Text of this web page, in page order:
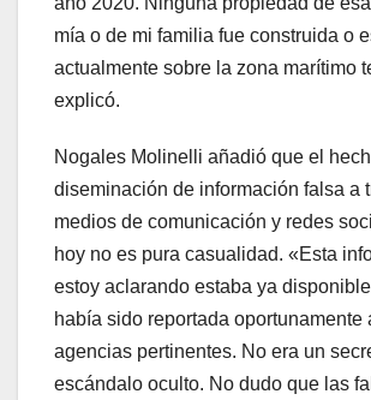
mía o de mi familia fue construida o
actualmente sobre la zona marítimo
explicó.
Nogales Molinelli añadió que el
diseminación de información falsa a
medios de comunicación y redes
hoy no es pura casualidad. «Esta
estoy aclarando estaba ya
había sido reportada oportunamente
agencias pertinentes. No era un
escándalo oculto. No dudo que las